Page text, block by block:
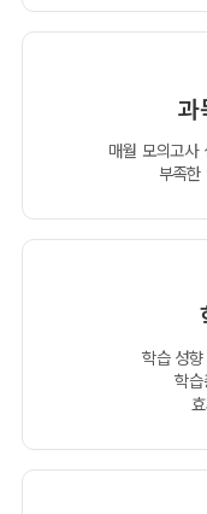
과
매월 모의고사
부족한
학습 성
학습